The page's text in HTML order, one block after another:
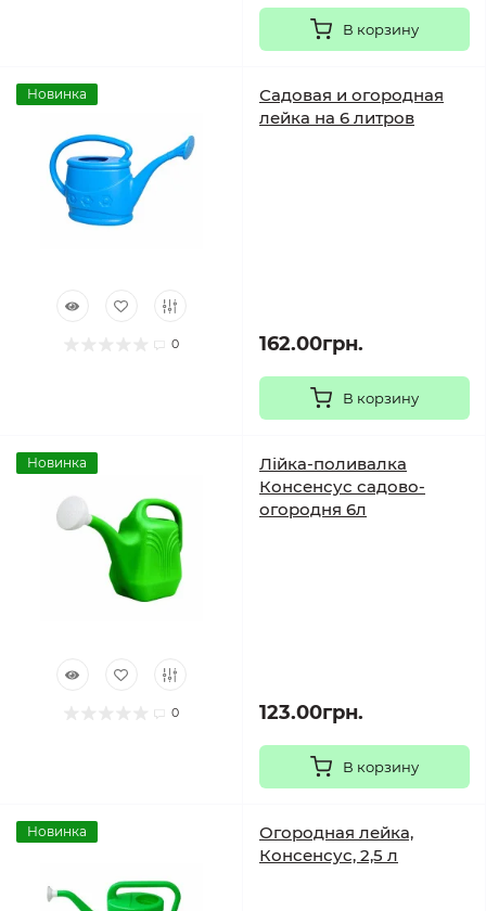
В корзину
Новинка
0
Садовая и огородная
лейка на 6 литров
162.00грн.
В корзину
Новинка
0
Лійка-поливалка
Консенсус садово-
огородня 6л
123.00грн.
В корзину
Новинка
Огородная лейка,
Консенсус, 2,5 л